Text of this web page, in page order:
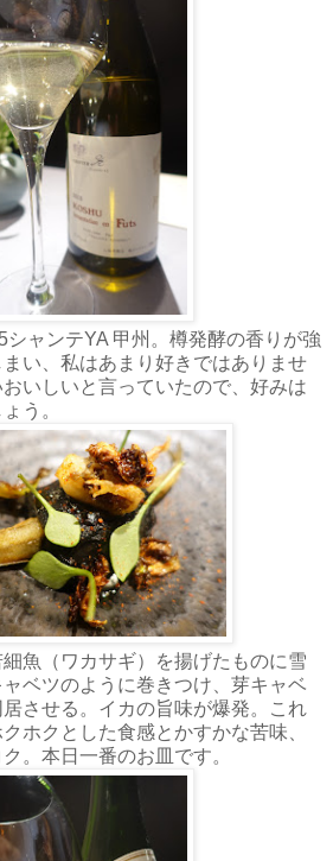
ャンテYA 甲州。樽発酵の香りが強
い、私はあまり好きではありませ
いしいと言っていたので、好みは
う。
細魚（ワカサギ）を揚げたものに雪
ベツのように巻きつけ、芽キャベ
させる。イカの旨味が爆発。これ
ホクとした食感とかすかな苦味、
。本日一番のお皿です。